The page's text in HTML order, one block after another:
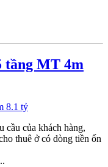
tầng MT 4m
cầu của khách hàng,
thuê ở có dòng tiền ổn